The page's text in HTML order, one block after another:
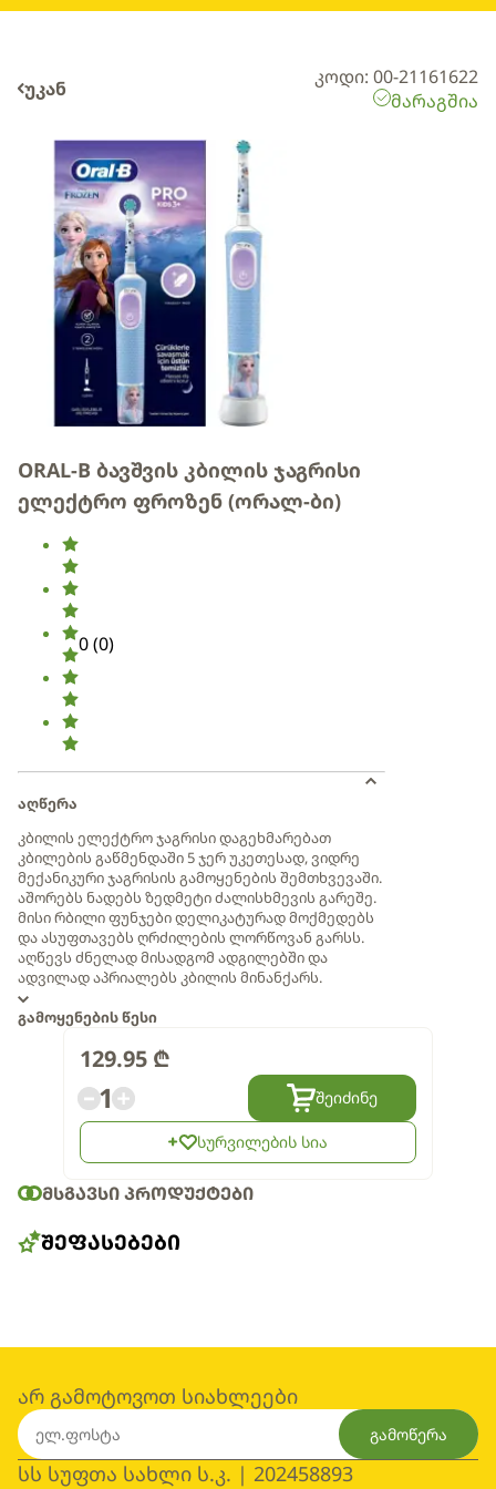
უკან
კოდი: 00-21161622
მარაგშია
ORAL-B ბავშვის კბილის ჯაგრისი
ელექტრო ფროზენ (ორალ-ბი)
0(0)
აღწერა
კბილის ელექტრო ჯაგრისი დაგეხმარებათ
კბილების გაწმენდაში 5 ჯერ უკეთესად, ვიდრე
მექანიკური ჯაგრისის გამოყენების შემთხვევაში.
აშორებს ნადებს ზედმეტი ძალისხმევის გარეშე.
მისი რბილი ფუნჯები დელიკატურად მოქმედებს
და ასუფთავებს ღრძილების ლორწოვან გარსს.
აღწევს ძნელად მისადგომ ადგილებში და
ადვილად აპრიალებს კბილის მინანქარს.
გამოყენების წესი
129.95 ₾
1 შეიძინე
სურვილების სია
ᲛᲡᲒᲐᲕᲡᲘ ᲞᲠᲝᲓᲣᲥᲢᲔᲑᲘ
ᲨᲔᲤᲐᲡᲔᲑᲔᲑᲘ
არ გამოტოვოთ სიახლეები
გამოწერა
სს სუფთა სახლი ს.კ. | 202458893